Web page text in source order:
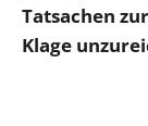
Tatsachen
Klage